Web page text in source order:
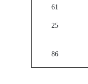
61
25
86